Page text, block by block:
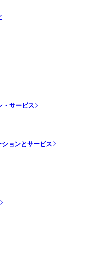
・サービス
ョンとサービス